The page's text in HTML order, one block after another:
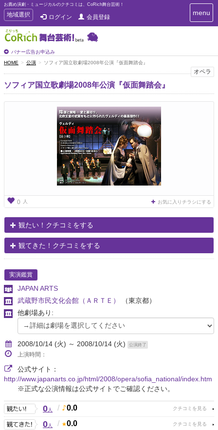
お薦め演劇・ミュージカルのクチコミは、CoRich舞台芸術！
T
o
g
g
e
n
a
i
地域選択 ログイン 会員登録
バナー広告お申込み
T
o
n
i
menu
HOME 公演 ソフィア国立歌劇場2008年公演『仮面舞踏会』
オペラ
ソフィア国立歌劇場2008年公演『仮面舞踏会』
0 人 お気に入りチラシにする
観たい！クチコミをする
観てきた！クチコミをする
実演鑑賞
JAPAN ARTS
武蔵野市民文化会館（ＡＲＴＥ）
（東京都）
他劇場あり:
2008/10/14 (火) ～ 2008/10/14 (火) 公演終了
上演時間：
公式サイト：
http://www.japanarts.co.jp/html/2008/opera/sofia_national/index.htm
※正式な公演情報は公式サイトでご確認ください。
0人 / 0.0
0人 / 0.0